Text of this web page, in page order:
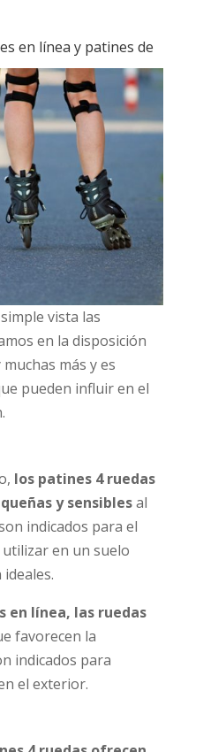
en línea y patines de
vista las
en la disposición
más y es
pueden influir en el
los patines 4 ruedas
y sensiblesal
indicados para el
en un suelo
en línea, las ruedas
favorecen la
indicados para
el exterior.